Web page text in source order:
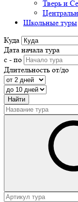
Тверь и
Школьные туры
Куда
Дата начала тура
с - по
Длительность от/до